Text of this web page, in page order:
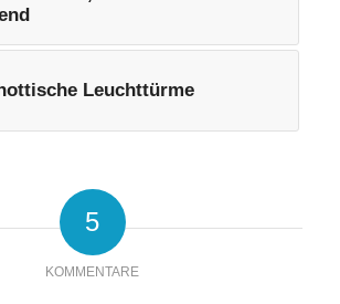
Leuchttürme
5
KOMMENTARE